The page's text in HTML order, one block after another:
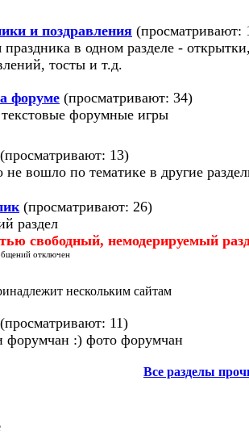
и поздравления (просматривают:
праздника в одном разделе -
тосты и т.д.
форуме (просматривают: 34)
форумные игры
(просматривают: 13)
не вошло по тематике в другие
(просматривают: 26)
раздел
свободный, немодерируемый
отключен
нескольким сайтам
(просматривают: 11)
форумчан :) фото форумчан
Все разделы